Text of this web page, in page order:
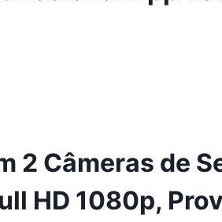
2 Câmeras de
HD 1080p,